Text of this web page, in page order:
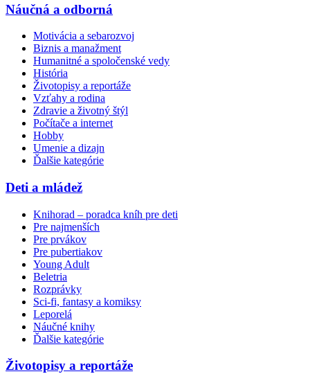
Náučná a odborná
Motivácia a sebarozvoj
Biznis a manažment
Humanitné a spoločenské vedy
História
Životopisy a reportáže
Vzťahy a rodina
Zdravie a životný štýl
Počítače a internet
Hobby
Umenie a dizajn
Ďalšie kategórie
Deti a mládež
Knihorad – poradca kníh pre deti
Pre najmenších
Pre prvákov
Pre pubertiakov
Young Adult
Beletria
Rozprávky
Sci-fi, fantasy a komiksy
Leporelá
Náučné knihy
Ďalšie kategórie
Životopisy a reportáže